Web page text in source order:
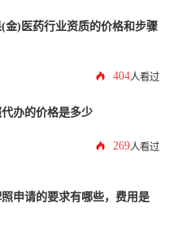
金)医药行业资质的价格和步骤
404人看过
办的价格是多少
269人看过
申请的要求有哪些，费用是